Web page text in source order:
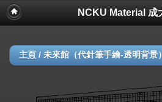
NCKU Material 成
主頁 / 未來館（代針筆手繪-透明背景）